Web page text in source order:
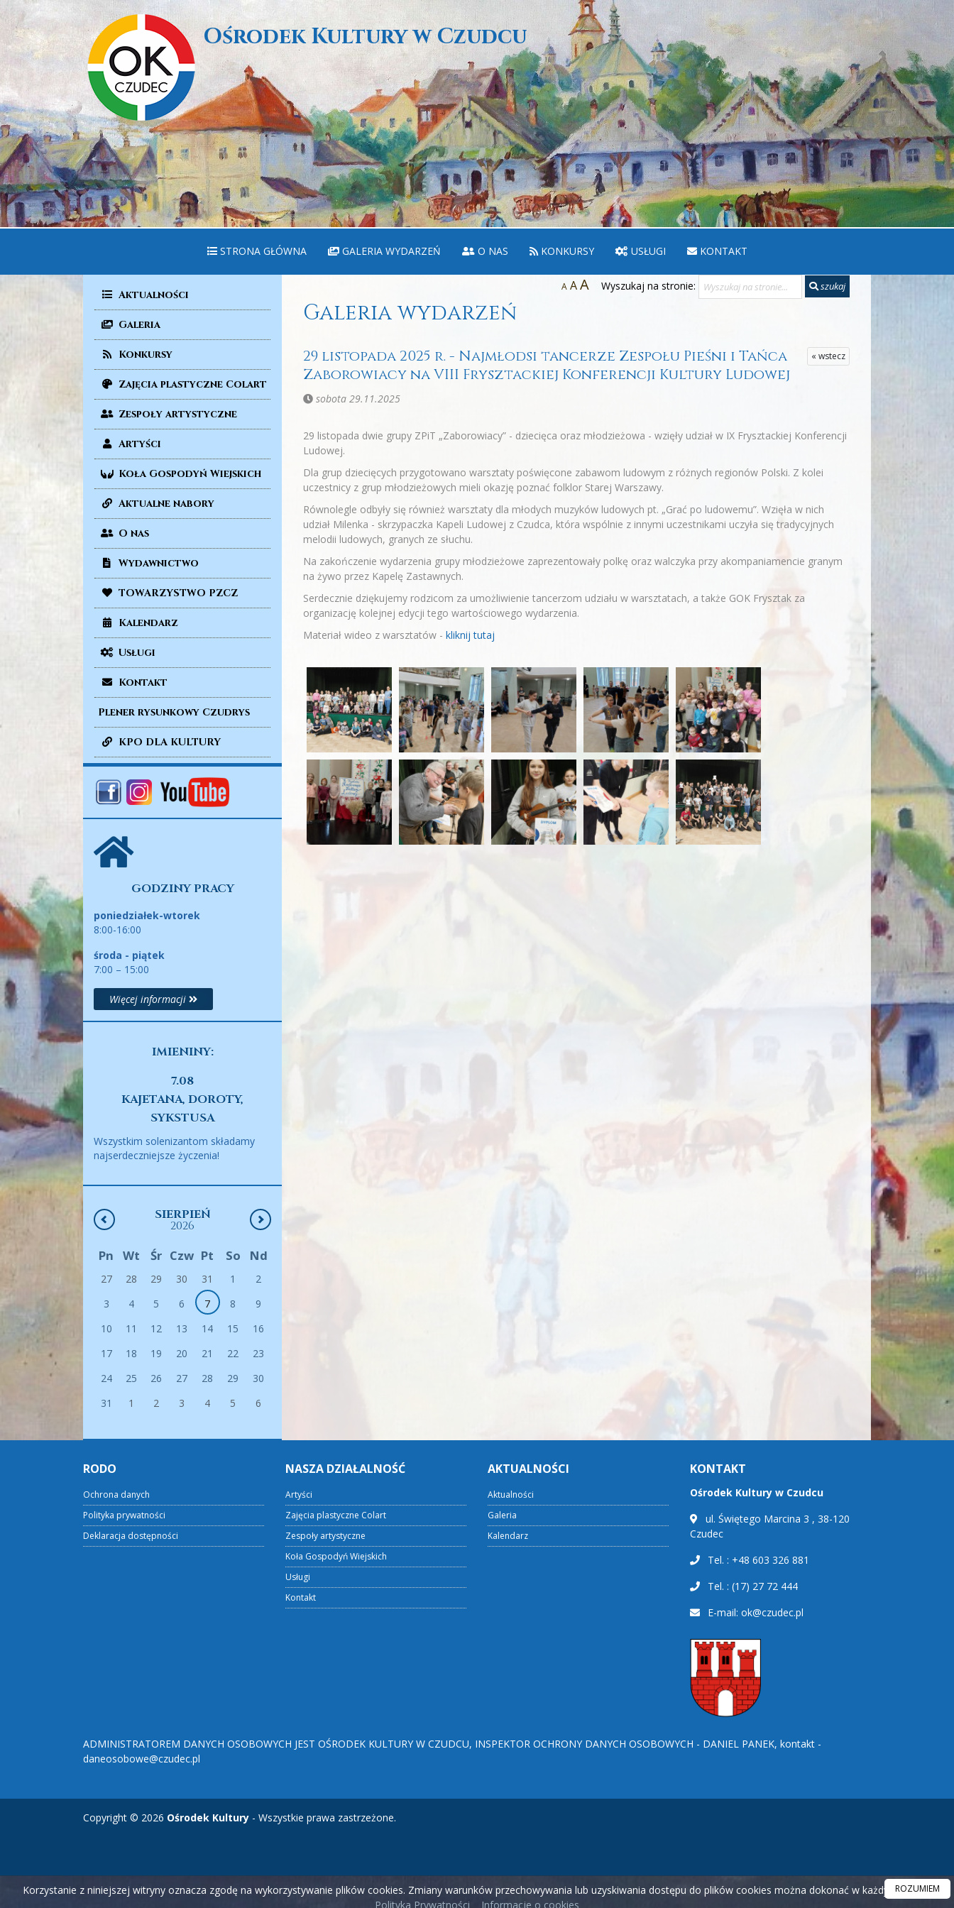
Ośrodek Kultury w Czudcu
STRONA GŁÓWNA GALERIA WYDARZEŃ O NAS KONKURSY USŁUGI KONTAKT
Aktualności
Galeria
Konkursy
Zajęcia plastyczne Colart
Zespoły artystyczne
Artyści
Koła Gospodyń Wiejskich
Aktualne nabory
O nas
Wydawnictwo
TOWARZYSTWO PZCZ
Kalendarz
Usługi
Kontakt
Plener rysunkowy Czudrys
KPO DLA KULTURY
GODZINY PRACY
poniedziałek-wtorek
8:00-16:00
środa - piątek
7:00 – 15:00
Więcej informacji
IMIENINY:
7.08
KAJETANA, DOROTY,
SYKSTUSA
Wszystkim solenizantom składamy
najserdeczniejsze życzenia!
SIERPIEŃ
2026
Pn Wt Śr Czw Pt So Nd
27 28 29 30 31 1
2
3
4 5 6 7 8
9
10
11 12 13 14 15
16
17
18 19 20 21 22
23
24
25 26 27 28 29
30
31
1 2 3 4 5 6
A AA Wyszukaj na stronie: szukaj
Galeria wydarzeń
« wstecz
29 listopada 2025 r. - Najmłodsi tancerze Zespołu Pieśni i Tańca
Zaborowiacy na VIII Frysztackiej Konferencji Kultury Ludowej
sobota 29.11.2025
29 listopada dwie grupy ZPiT „Zaborowiacy” - dziecięca oraz młodzieżowa - wzięły udział w IX Frysztackiej Konferencji
Ludowej.
Dla grup dziecięcych przygotowano warsztaty poświęcone zabawom ludowym z różnych regionów Polski. Z kolei
uczestnicy z grup młodzieżowych mieli okazję poznać folklor Starej Warszawy.
Równolegle odbyły się również warsztaty dla młodych muzyków ludowych pt. „Grać po ludowemu”. Wzięła w nich
udział Milenka - skrzypaczka Kapeli Ludowej z Czudca, która wspólnie z innymi uczestnikami uczyła się tradycyjnych
melodii ludowych, granych ze słuchu.
Na zakończenie wydarzenia grupy młodzieżowe zaprezentowały polkę oraz walczyka przy akompaniamencie granym
na żywo przez Kapelę Zastawnych.
Serdecznie dziękujemy rodzicom za umożliwienie tancerzom udziału w warsztatach, a także GOK Frysztak za
organizację kolejnej edycji tego wartościowego wydarzenia.
Materiał wideo z warsztatów - kliknij tutaj
RODO
Ochrona danych
Polityka prywatności
Deklaracja dostępności
NASZA DZIAŁALNOŚĆ
Artyści
Zajęcia plastyczne Colart
Zespoły artystyczne
Koła Gospodyń Wiejskich
Usługi
Kontakt
AKTUALNOŚCI
Aktualności
Galeria
Kalendarz
KONTAKT
Ośrodek Kultury w Czudcu
ul. Świętego Marcina 3 , 38-120
Czudec
Tel. : +48 603 326 881
Tel. : (17) 27 72 444
E-mail: ok@czudec.pl
ADMINISTRATOREM DANYCH OSOBOWYCH JEST OŚRODEK KULTURY W CZUDCU, INSPEKTOR OCHRONY DANYCH OSOBOWYCH - DANIEL PANEK, kontakt -
daneosobowe@czudec.pl
Copyright © 2026 Ośrodek Kultury - Wszystkie prawa zastrzeżone.
Korzystanie z niniejszej witryny oznacza zgodę na wykorzystywanie plików cookies. Zmiany warunków przechowywania lub uzyskiwania dostępu do plików cookies można dokonać w każdym czasie.
Polityka Prywatności
Informacje o cookies
ROZUMIEM